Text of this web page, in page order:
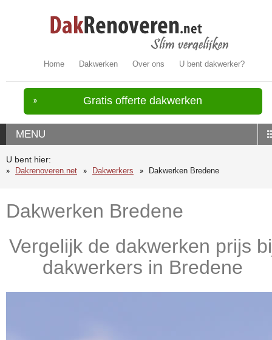
Home Dakwerken Over ons U bent dakwerker?
Gratis offerte dakwerken
MENU
U bent hier:
Dakrenoveren.net
Dakwerkers Dakwerken Bredene
Dakwerken Bredene
Vergelijk de dakwerken prijs
dakwerkers in Bredene